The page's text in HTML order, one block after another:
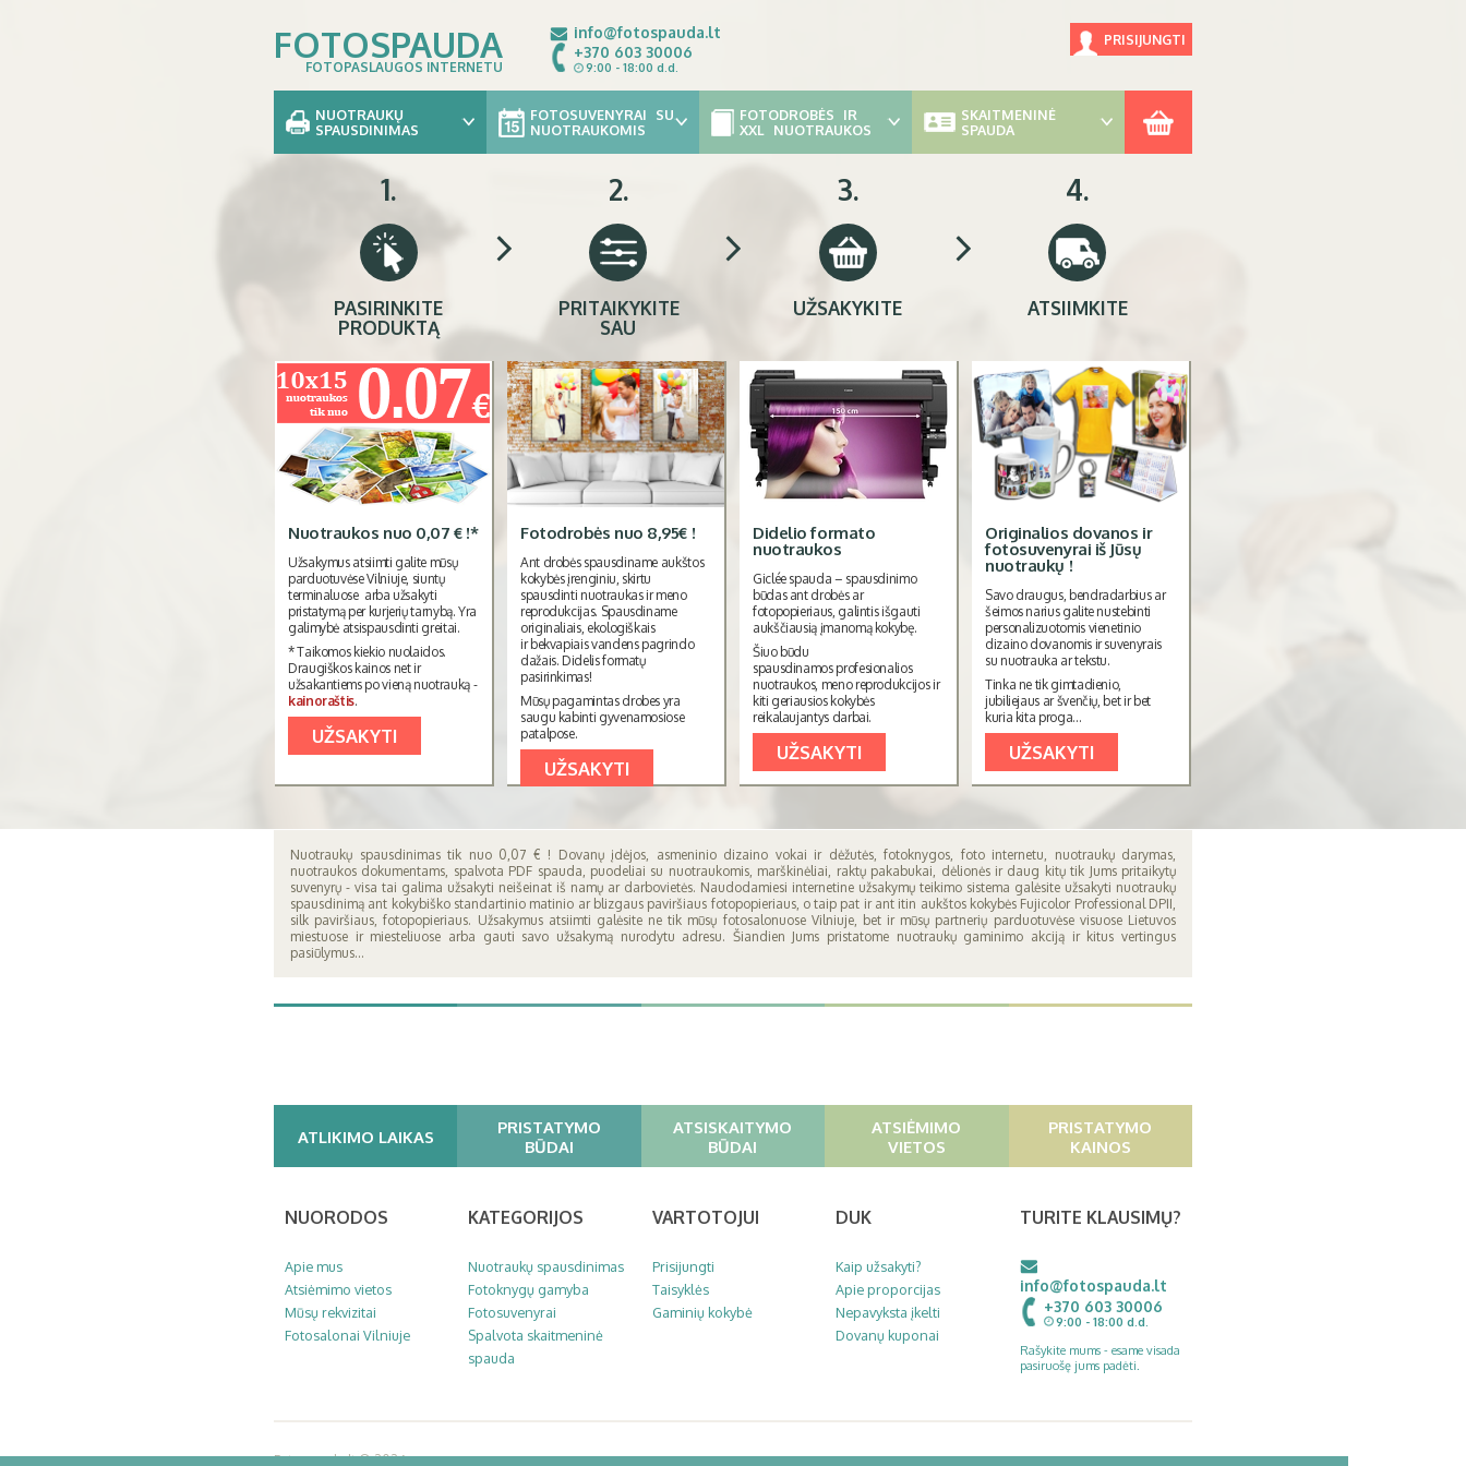
FOTOSPAUDA
FOTOPASLAUGOS INTERNETU
info@fotospauda.lt
+370 603 30006
9:00 - 18:00 d.d.
PRISIJUNGTI
NUOTRAUKŲ
SPAUSDINIMAS
FOTOSUVENYRAI SU
NUOTRAUKOMIS
FOTODROBĖS IR
XXL NUOTRAUKOS
SKAITMENINĖ
SPAUDA
1.
PASIRINKITE
PRODUKTĄ
2.
PRITAIKYKITE
SAU
3.
UŽSAKYKITE
4.
ATSIIMKITE
Nuotraukos nuo 0,07 € !*
Užsakymus atsiimti galite mūsų
parduotuvėse Vilniuje, siuntų
terminaluose arba užsakyti
pristatymą per kurjerių tarnybą. Yra
galimybė atsispausdinti greitai.
* Taikomos kiekio nuolaidos.
Draugiškos kainos net ir
užsakantiems po vieną nuotrauką -
kainoraštis.
UŽSAKYTI
Fotodrobės nuo 8,95€ !
Ant drobės spausdiname aukštos
kokybės įrenginiu, skirtu
spausdinti nuotraukas ir meno
reprodukcijas. Spausdiname
originaliais, ekologiškais
ir bekvapiais vandens pagrindo
dažais. Didelis formatų
pasirinkimas!
Mūsų pagamintas drobes yra
saugu kabinti gyvenamosiose
patalpose.
UŽSAKYTI
Didelio formato
nuotraukos
Giclée spauda – spausdinimo
būdas ant drobės ar
fotopopieriaus, galintis išgauti
aukščiausią įmanomą kokybę.
Šiuo būdu
spausdinamos profesionalios
nuotraukos, meno reprodukcijos ir
kiti geriausios kokybės
reikalaujantys darbai.
UŽSAKYTI
Originalios dovanos ir
fotosuvenyrai iš Jūsų
nuotraukų !
Savo draugus, bendradarbius ar
šeimos narius galite nustebinti
personalizuotomis vienetinio
dizaino dovanomis ir suvenyrais
su nuotrauka ar tekstu.
Tinka ne tik gimtadienio,
jubiliejaus ar švenčių, bet ir bet
kuria kita proga...
UŽSAKYTI
Nuotraukų spausdinimas tik nuo 0,07 € ! Dovanų įdėjos, asmeninio dizaino vokai ir dėžutės, fotoknygos, foto internetu, nuotraukų darymas,
nuotraukos dokumentams, spalvota PDF spauda, puodeliai su nuotraukomis, marškinėliai, raktų pakabukai, dėlionės ir daug kitų tik Jums pritaikytų
suvenyrų - visa tai galima užsakyti neišeinat iš namų ar darbovietės. Naudodamiesi internetine užsakymų teikimo sistema galėsite užsakyti nuotraukų
spausdinimą ant kokybiško standartinio matinio ar blizgaus paviršiaus fotopopieriaus, o taip pat ir ant itin aukštos kokybės Fujicolor Professional DPII,
silk paviršiaus, fotopopieriaus. Užsakymus atsiimti galėsite ne tik mūsų fotosalonuose Vilniuje, bet ir mūsų partnerių parduotuvėse visuose Lietuvos
miestuose ir miesteliuose arba gauti savo užsakymą nurodytu adresu. Šiandien Jums pristatome nuotraukų gaminimo akciją ir kitus vertingus
pasiūlymus...
ATLIKIMO LAIKAS
PRISTATYMO
BŪDAI
ATSISKAITYMO
BŪDAI
ATSIĖMIMO
VIETOS
PRISTATYMO
KAINOS
NUORODOS
Apie mus
Atsiėmimo vietos
Mūsų rekvizitai
Fotosalonai Vilniuje
KATEGORIJOS
Nuotraukų spausdinimas
Fotoknygų gamyba
Fotosuvenyrai
Spalvota skaitmeninė
spauda
VARTOTOJUI
Prisijungti
Taisyklės
Gaminių kokybė
DUK
Kaip užsakyti?
Apie proporcijas
Nepavyksta įkelti
Dovanų kuponai
TURITE KLAUSIMŲ?
info@fotospauda.lt
+370 603 30006
9:00 - 18:00 d.d.
Rašykite mums - esame visada
pasiruošę jums padėti.
Fotospauda.lt © 2026